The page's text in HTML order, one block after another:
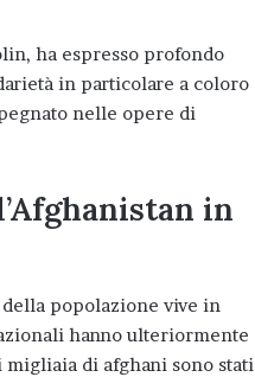
ha espresso profondo
in particolare a coloro
nelle opere di
in
popolazione vive in
hanno ulteriormente
di afghani sono stati